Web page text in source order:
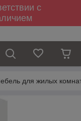
с
для жилых